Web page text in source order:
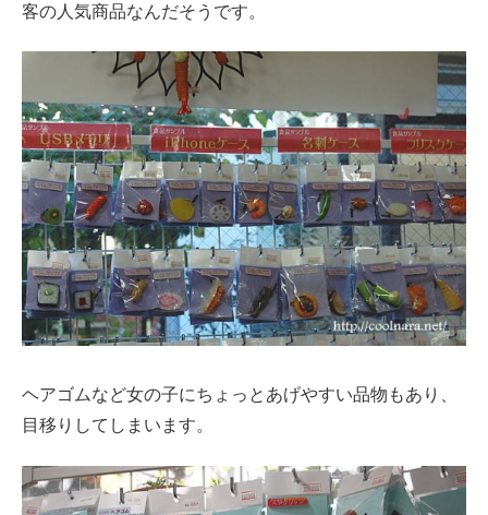
客の人気商品なんだそうです。
ヘアゴムなど女の子にちょっとあげやすい品物もあり、
目移りしてしまいます。